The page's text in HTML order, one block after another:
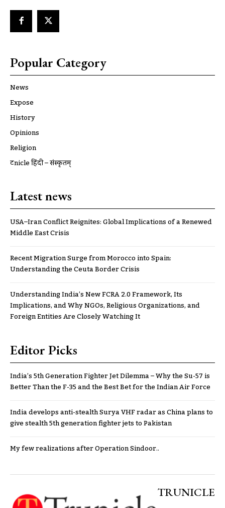
Popular Category
News
Expose
History
Opinions
Religion
ट्रूnicle हिंदी – संस्कृतम्
Latest news
USA–Iran Conflict Reignites: Global Implications of a Renewed
Middle East Crisis
Recent Migration Surge from Morocco into Spain:
Understanding the Ceuta Border Crisis
Understanding India’s New FCRA 2.0 Framework, Its
Implications, and Why NGOs, Religious Organizations, and
Foreign Entities Are Closely Watching It
Editor Picks
India’s 5th Generation Fighter Jet Dilemma – Why the Su-57 is
Better Than the F-35 and the Best Bet for the Indian Air Force
India develops anti-stealth Surya VHF radar as China plans to
give stealth 5th generation fighter jets to Pakistan
My few realizations after Operation Sindoor..
TRUNICLE